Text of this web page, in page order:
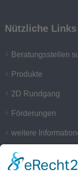
Nützliche Links
Beratungsstellen
Produkte
2D Rundgang
Förderungen
weitere